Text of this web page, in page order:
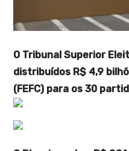
O Tribunal Superior
distribuídos R$ 4,9
(FEFC) para os 30